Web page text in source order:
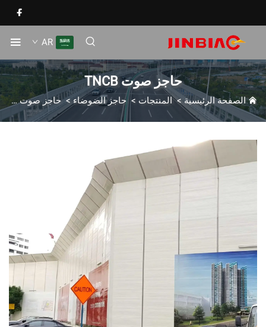
AR
حاجز صوت TNCB
الصفحة الرئيسية>المنتجات>حاجز الضوضاء>حاجز صوت TNCB